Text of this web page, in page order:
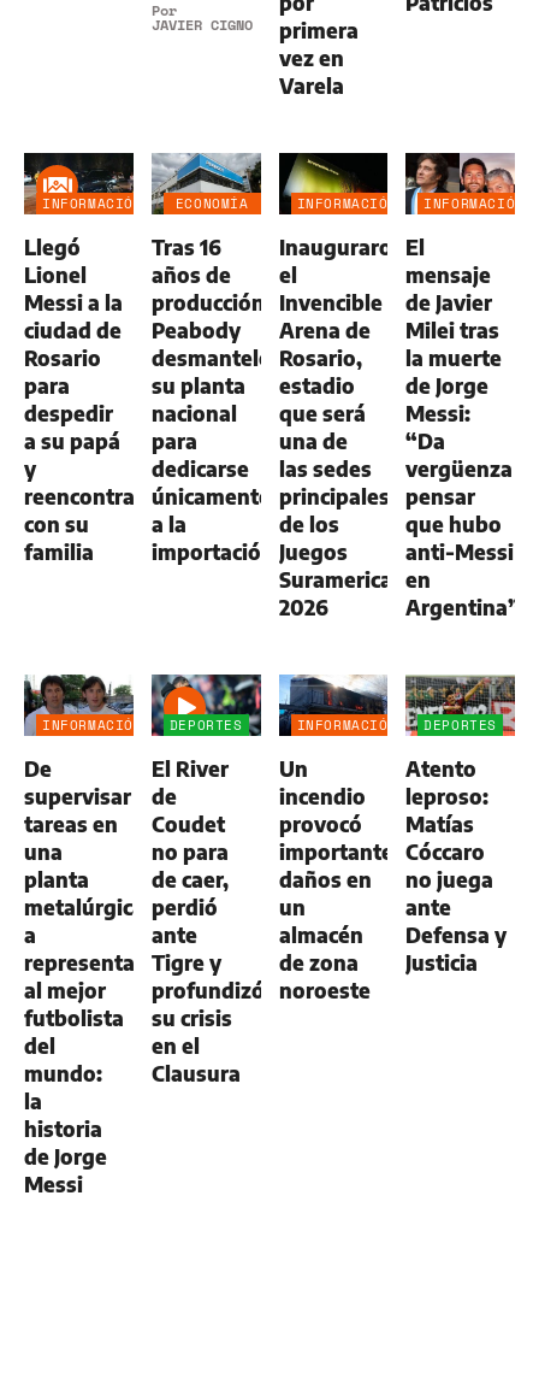
Por
JAVIER CIGNO
primera
vez en
Varela
INFORMACIÓN
Llegó
Lionel
Messi a la
ciudad de
Rosario
para
despedir
a su papá
y
reencontrarse
con su
familia
ECONOMÍA
AGRO
Tras 16
años de
producción,
Peabody
desmanteló
su planta
nacional
para
dedicarse
únicamente
a la
importación
INFORMACIÓN
Inauguraron
el
Invencible
Arena de
Rosario,
estadio
que será
una de
las sedes
principales
de los
Juegos
Suramericanos
2026
INFORMACIÓN
El
mensaje
de Javier
Milei tras
la muerte
de Jorge
Messi:
“Da
vergüenza
pensar
que hubo
anti-Messi
en
Argentina”
INFORMACIÓN
De
supervisar
tareas en
una
planta
metalúrgica
a
representar
al mejor
futbolista
del
mundo:
la
historia
de Jorge
Messi
DEPORTES
El River
de
Coudet
no para
de caer,
perdió
ante
Tigre y
profundizó
su crisis
en el
Clausura
INFORMACIÓN
Un
incendio
provocó
importantes
daños en
un
almacén
de zona
noroeste
DEPORTES
Atento
leproso:
Matías
Cóccaro
no juega
ante
Defensa y
Justicia